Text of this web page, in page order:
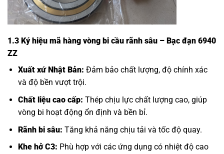
1.3 Ký hiệu mã hàng vòng bi cầu rãnh sâu – Bạc đạn 6940
ZZ
Xuất xứ Nhật Bản: Đảm bảo chất lượng, độ chính xác
và độ bền vượt trội.
Chất liệu cao cấp: Thép chịu lực chất lượng cao, giúp
vòng bi hoạt động ổn định và bền bỉ.
Rãnh bi sâu: Tăng khả năng chịu tải và tốc độ quay.
Khe hở C3: Phù hợp với các ứng dụng có nhiệt độ cao